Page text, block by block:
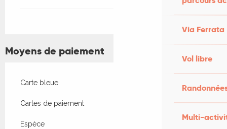
Via Ferrata
Vol libre
Multi-
Moyens de paiement
Carte bleue
Cartes de paiement
Espèce